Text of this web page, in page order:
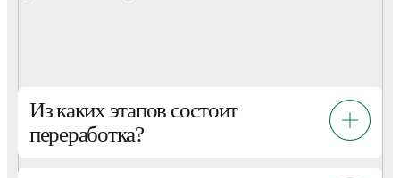
Из каких этапов состоит
переработка?